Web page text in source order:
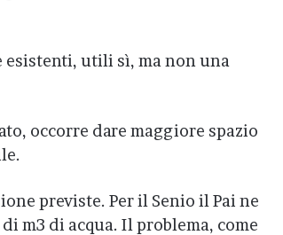
esistenti, utili sì, ma non una
occorre dare maggiore spazio
previste. Per il Senio il Pai ne
m3 di acqua. Il problema, come